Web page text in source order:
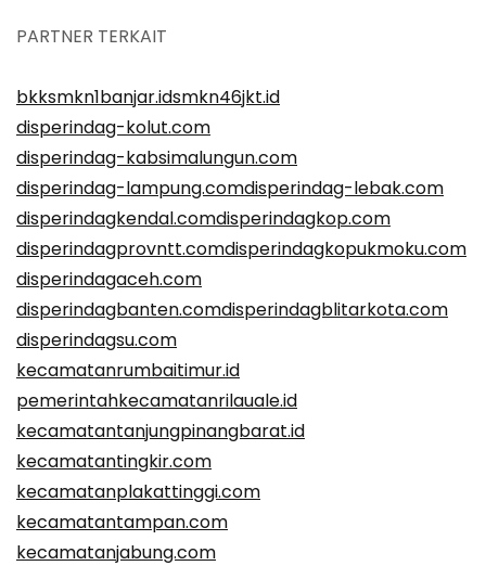
PARTNER TERKAIT
bkksmkn1banjar.idsmkn46jkt.id
disperindag-kolut.com
disperindag-kabsimalungun.com
disperindag-lampung.comdisperindag-lebak.com
disperindagkendal.comdisperindagkop.com
disperindagprovntt.comdisperindagkopukmoku.com
disperindagaceh.com
disperindagbanten.comdisperindagblitarkota.com
disperindagsu.com
kecamatanrumbaitimur.id
pemerintahkecamatanrilauale.id
kecamatantanjungpinangbarat.id
kecamatantingkir.com
kecamatanplakattinggi.com
kecamatantampan.com
kecamatanjabung.com